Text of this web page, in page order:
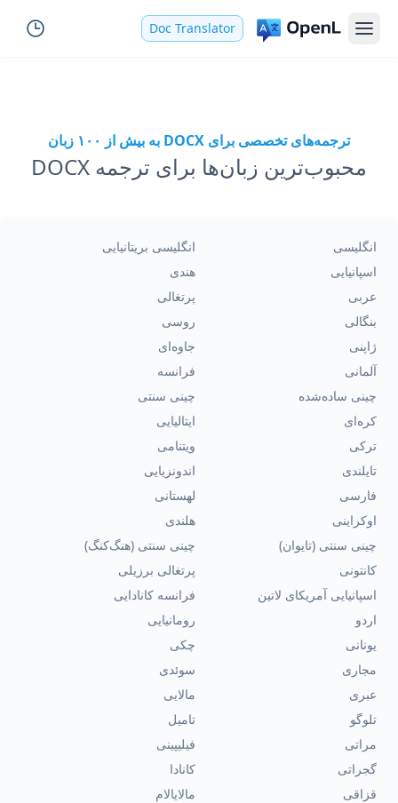
Doc Translator
ترجمه‌های تخصصی برای DOCX به بیش از ۱۰۰ زبان
محبوب‌ترین زبان‌ها برای ترجمه DOCX
انگلیسی
انگلیسی بریتانیایی
اسپانیایی
هندی
عربی
پرتغالی
بنگالی
روسی
ژاپنی
جاوه‌ای
آلمانی
فرانسه
چینی ساده‌شده
چینی سنتی
کره‌ای
ایتالیایی
ترکی
ویتنامی
تایلندی
اندونزیایی
فارسی
لهستانی
اوکراینی
هلندی
چینی سنتی (تایوان)
چینی سنتی (هنگ‌کنگ)
کانتونی
پرتغالی برزیلی
اسپانیایی آمریکای لاتین
فرانسه کانادایی
اردو
رومانیایی
یونانی
چکی
مجاری
سوئدی
عبری
مالایی
تلوگو
تامیل
مراتی
فیلیپینی
گجراتی
کانادا
قزاقی
مالایالام